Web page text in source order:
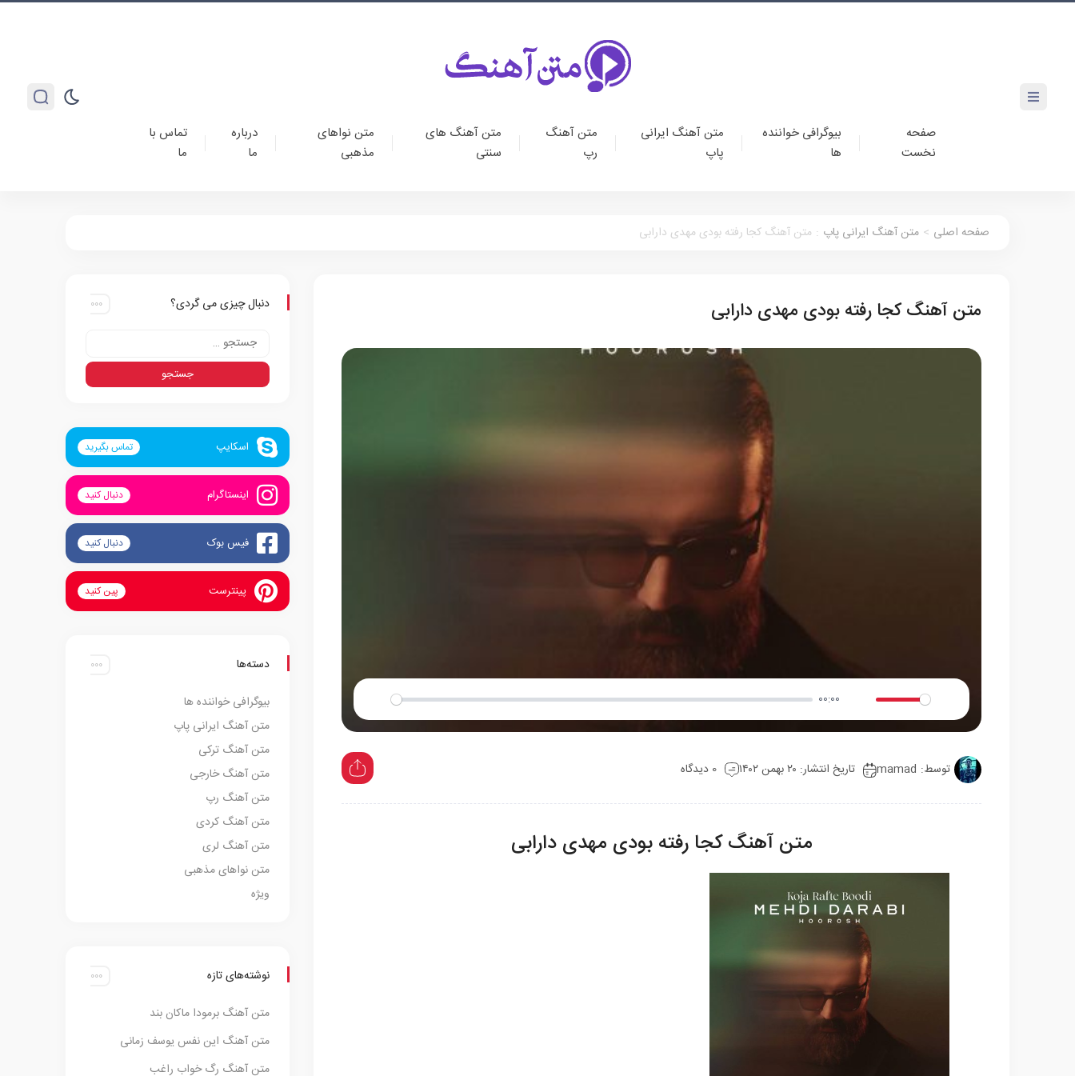
صفحه
نخست
بیوگرافی خواننده
ها
متن آهنگ ایرانی
پاپ
متن آهنگ
رپ
متن آهنگ های
سنتی
متن نواهای
مذهبی
درباره
ما
تماس با
ما
صفحه اصلی > متن آهنگ ایرانی پاپ : متن آهنگ کجا رفته بودی مهدی دارابی
متن آهنگ کجا رفته بودی مهدی دارابی
Play
00:00
Mute Settings
توسط: mamad تاریخ انتشار: ۲۰ بهمن ۱۴۰۲ 0 دیدگاه
متن آهنگ کجا رفته بودی مهدی دارابی
دنبال چیزی می گردی؟
اسکایپ تماس بگیرید
اینستاگرام دنبال کنید
فیس بوک دنبال کنید
پینترست پین کنید
دسته‌ها
بیوگرافی خواننده ها
متن آهنگ ایرانی پاپ
متن آهنگ ترکی
متن آهنگ خارجی
متن آهنگ رپ
متن آهنگ کردی
متن آهنگ لری
متن نواهای مذهبی
ویژه
نوشته‌های تازه
متن آهنگ برمودا ماکان بند
متن آهنگ این نفس یوسف زمانی
متن آهنگ رگ خواب راغب